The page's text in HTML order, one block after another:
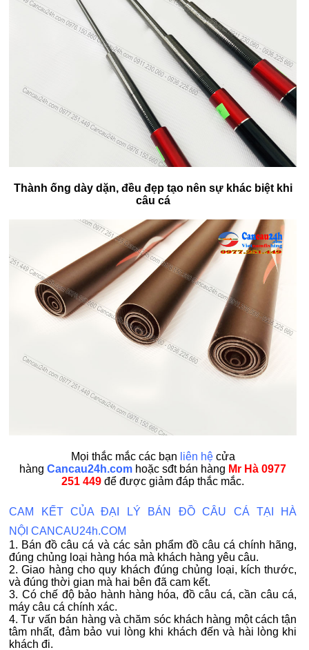
Thành ống dày dặn, đều đẹp tạo nên sự khác biệt khi
câu cá
Mọi thắc mắc các bạn liên hệ cửa
hàngCancau24h.com hoặc sđt bán hàng Mr Hà 0977
251 449 để được giảm đáp thắc mắc.
CAM KẾT CỦA ĐẠI LÝ BÁN ĐỒ CÂU CÁ TẠI HÀ
NỘI CANCAU24h.COM
1. Bán đồ câu cá và các sản phẩm đồ câu cá chính hãng,
đúng chủng loại hàng hóa mà khách hàng yêu câu.
2. Giao hàng cho quy khách đúng chủng loại, kích thước,
và đúng thời gian mà hai bên đã cam kết.
3. Có chế độ bảo hành hàng hóa, đồ câu cá, cần câu cá,
máy câu cá chính xác.
4. Tư vấn bán hàng và chăm sóc khách hàng một cách tận
tâm nhất, đảm bảo vui lòng khi khách đến và hài lòng khi
khách đi.